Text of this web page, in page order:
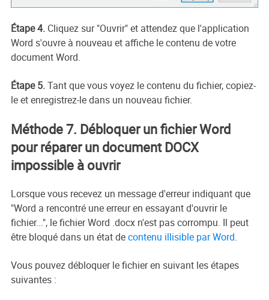
Étape 4. Cliquez sur "Ouvrir" et attendez que l'application
Word s'ouvre à nouveau et affiche le contenu de votre
document Word.
Étape 5.Tant que vous voyez le contenu du fichier, copiez-
le et enregistrez-le dans un nouveau fichier.
Méthode 7. Débloquer un fichier Word
pour réparer un document DOCX
impossible à ouvrir
Lorsque vous recevez un message d'erreur indiquant que
"Word a rencontré une erreur en essayant d'ouvrir le
fichier...", le fichier Word .docx n'est pas corrompu. Il peut
être bloqué dans un état decontenu illisible par Word.
Vous pouvez débloquer le fichier en suivant les étapes
suivantes :